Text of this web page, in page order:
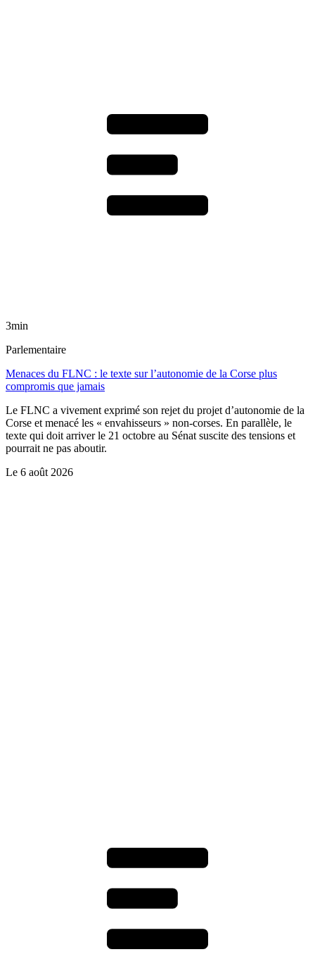
3min
Parlementaire
Menaces du FLNC : le texte sur l’autonomie de la Corse plus
compromis que jamais
Le FLNC a vivement exprimé son rejet du projet d’autonomie de la
Corse et menacé les « envahisseurs » non-corses. En parallèle, le
texte qui doit arriver le 21 octobre au Sénat suscite des tensions et
pourrait ne pas aboutir.
Le 6 août 2026